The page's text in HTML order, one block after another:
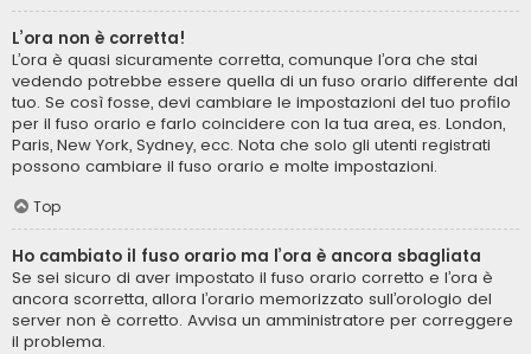
L’ora non è corretta!
L’ora è quasi sicuramente corretta, comunque l’ora che stai
vedendo potrebbe essere quella di un fuso orario differente dal
tuo. Se così fosse, devi cambiare le impostazioni del tuo profilo
per il fuso orario e farlo coincidere con la tua area, es. London,
Paris, New York, Sydney, ecc. Nota che solo gli utenti registrati
possono cambiare il fuso orario e molte impostazioni.
Top
Ho cambiato il fuso orario ma l’ora è ancora sbagliata
Se sei sicuro di aver impostato il fuso orario corretto e l’ora è
ancora scorretta, allora l’orario memorizzato sull’orologio del
server non è corretto. Avvisa un amministratore per correggere
il problema.